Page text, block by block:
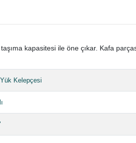
kapasitesi ile öne çıkar. Kafa
Kelepçesi